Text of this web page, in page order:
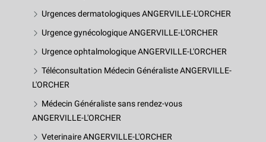
Urgences dermatologiques ANGERVILLE-L'ORCHER
Urgence gynécologique ANGERVILLE-L'ORCHER
Urgence ophtalmologique ANGERVILLE-L'ORCHER
Téléconsultation Médecin Généraliste ANGERVILLE-
L'ORCHER
Médecin Généraliste sans rendez-vous
ANGERVILLE-L'ORCHER
Veterinaire ANGERVILLE-L'ORCHER